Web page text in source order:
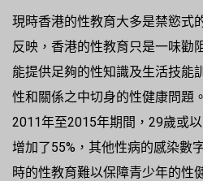
現時香港的性教育大多是禁慾式
反映，香港的性教育只是一味勸
能提供足夠的性知識及生活技能
性和關係之中切身的性健康問題
2011年至2015年期間，29歲或
增加了55%，其他性病的感染數
時的性教育難以保障青少年的性